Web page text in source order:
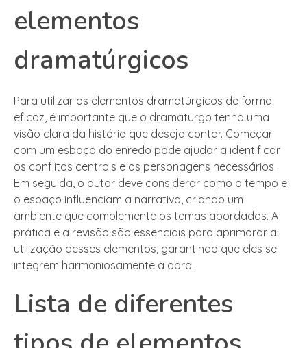
elementos
dramatúrgicos
Para utilizar os elementos dramatúrgicos de forma
eficaz, é importante que o dramaturgo tenha uma
visão clara da história que deseja contar. Começar
com um esboço do enredo pode ajudar a identificar
os conflitos centrais e os personagens necessários.
Em seguida, o autor deve considerar como o tempo e
o espaço influenciam a narrativa, criando um
ambiente que complemente os temas abordados. A
prática e a revisão são essenciais para aprimorar a
utilização desses elementos, garantindo que eles se
integrem harmoniosamente à obra.
Lista de diferentes